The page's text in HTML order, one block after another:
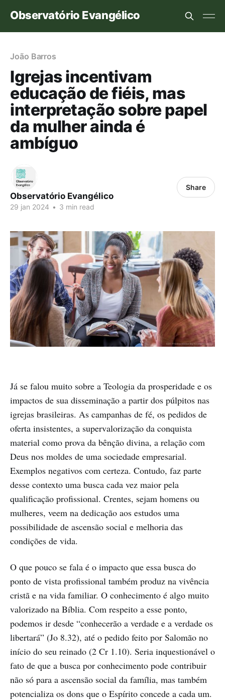
Observatório Evangélico
João Barros
Igrejas incentivam
educação de fiéis, mas
interpretação sobre papel
da mulher ainda é
ambíguo
Observatório Evangélico
29 jan 2024 • 3 min read
Share
Já se falou muito sobre a Teologia da prosperidade e os
impactos de sua disseminação a partir dos púlpitos nas
igrejas brasileiras. As campanhas de fé, os pedidos de
oferta insistentes, a supervalorização da conquista
material como prova da bênção divina, a relação com
Deus nos moldes de uma sociedade empresarial.
Exemplos negativos com certeza. Contudo, faz parte
desse contexto uma busca cada vez maior pela
qualificação profissional. Crentes, sejam homens ou
mulheres, veem na dedicação aos estudos uma
possibilidade de ascensão social e melhoria das
condições de vida.
O que pouco se fala é o impacto que essa busca do
ponto de vista profissional também produz na vivência
cristã e na vida familiar. O conhecimento é algo muito
valorizado na Bíblia. Com respeito a esse ponto,
podemos ir desde “conhecerão a verdade e a verdade os
libertará” (Jo 8.32), até o pedido feito por Salomão no
início do seu reinado (2 Cr 1.10). Seria inquestionável o
fato de que a busca por conhecimento pode contribuir
não só para a ascensão social da família, mas também
potencializa os dons que o Espírito concede a cada um.